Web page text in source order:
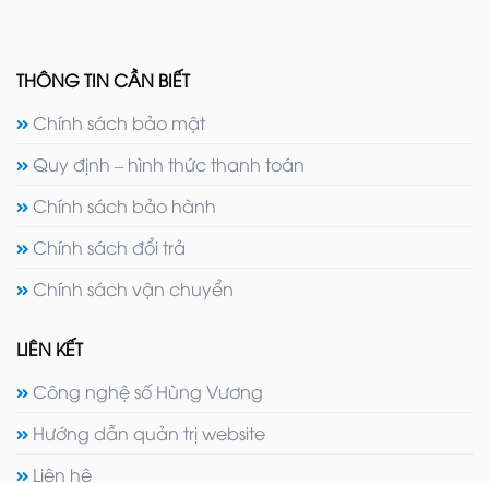
THÔNG TIN CẦN BIẾT
Chính sách bảo mật
Quy định – hình thức thanh toán
Chính sách bảo hành
Chính sách đổi trả
Chính sách vận chuyển
LIÊN KẾT
Công nghệ số Hùng Vương
Hướng dẫn quản trị website
Liên hệ